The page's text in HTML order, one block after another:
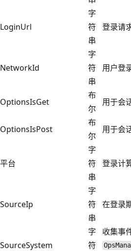
LoginUrl
字
符
串
登录请
NetworkId
字
符
串
用户登
OptionsIsGet
布
尔
用于会
OptionsIsPost
布
尔
用于会
平台
字
符
串
登录计
SourceIp
字
符
串
在登录
SourceSystem
字
符
收集事